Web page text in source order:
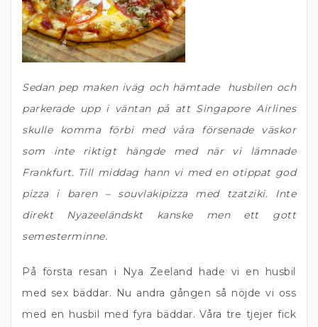
Sedan pep maken iväg och hämtade husbilen och
parkerade upp i väntan på att Singapore Airlines
skulle komma förbi med våra försenade väskor
som inte riktigt hängde med när vi lämnade
Frankfurt. Till middag hann vi med en otippat god
pizza i baren – souvlakipizza med tzatziki. Inte
direkt Nyazeeländskt kanske men ett gott
semesterminne.
På första resan i Nya Zeeland hade vi en husbil
med sex bäddar. Nu andra gången så nöjde vi oss
med en husbil med fyra bäddar. Våra tre tjejer fick